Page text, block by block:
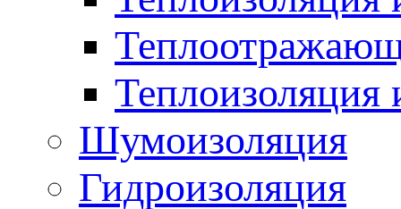
Теплоизоляция
Шумоизоляция
Гидроизоляция